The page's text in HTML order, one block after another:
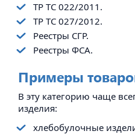
ТР ТС 022/2011.
ТР ТС 027/2012.
Реестры СГР.
Реестры ФСА.
Примеры
В эту категорию чаще
изделия:
хлебобулочные